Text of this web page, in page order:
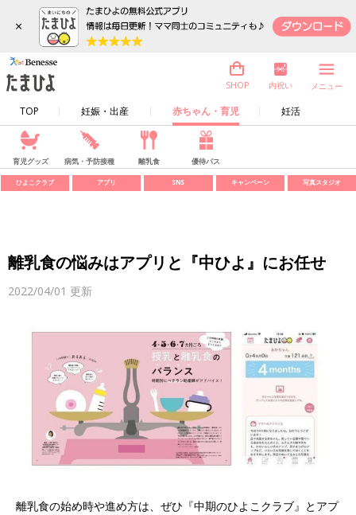
×
TOP 妊娠・出産 赤ちゃん・育児 妊活
SHOP 内祝い メニュー
育児グッズ 病気・予防接種 離乳食 優待パス
ひよこクラブ アプリ SNS キャンペーン 写真スタジオ
離乳食の悩みはアプリと『中ひよ』にお任せ
2022/04/01 更新
離乳食の始め時や進め方は、ぜひ『中期のひよこクラブ』とアプ